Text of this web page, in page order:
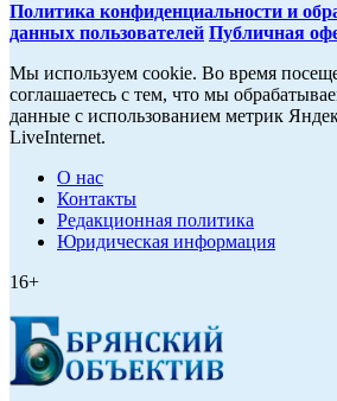
Политика конфиденциальности и
данных пользователей Публичная
Мы используем cookie. Во время
соглашаетесь с тем, что мы
данные с использованием метрик
LiveInternet.
О нас
Контакты
Редакционная политика
Юридическая информация
16+